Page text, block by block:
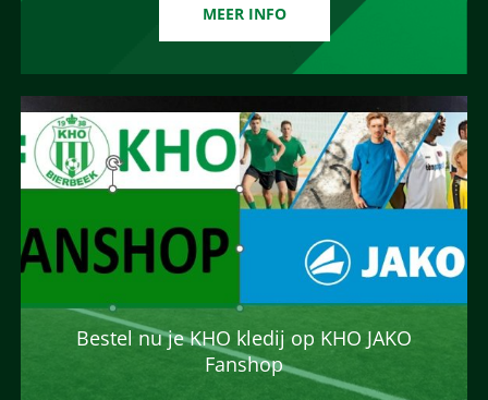
MEER INFO
Bestel nu je KHO kledij op KHO JAKO
Fanshop